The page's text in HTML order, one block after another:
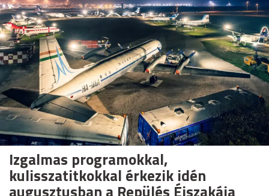
Izgalmas programokkal,
kulisszatitkokkal érkezik idén